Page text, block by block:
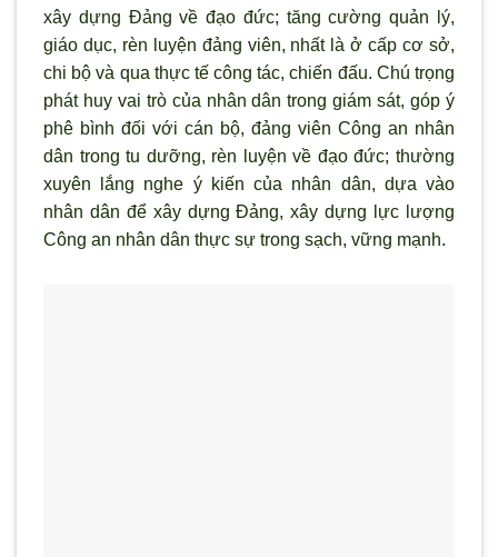
xây dựng Đảng về đạo đức; tăng cường quản l ý,
giáo dục, rèn luyện đảng viên, nhất là ở cấp cơ sở,
chi bộ và qua thực tế công tác, chiến đấu. Chú trọng
phát huy vai trò của nhân dân trong giám sát, góp ý
phê bình đối với cán bộ, đảng viên Công an nhân
dân trong tu dưỡng, rèn luyện về đạo đức; thường
xuyên lắng nghe ý kiến của nhân dân, dựa vào
nhân dân để xây dựng Đảng, xây dựng lực lượng
Công an nhân dân thực sự trong sạch, vững mạnh.